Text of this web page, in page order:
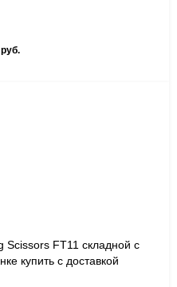
руб.